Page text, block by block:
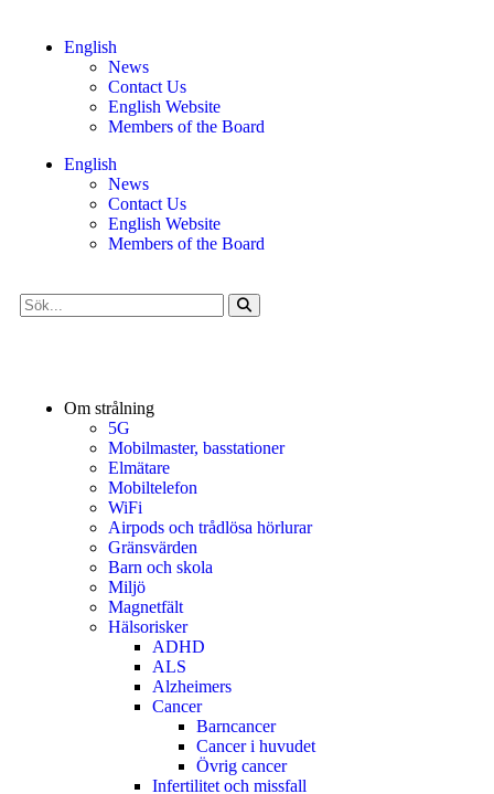
English
News
Contact Us
English Website
Members of the Board
English
News
Contact Us
English Website
Members of the Board
Om strålning
5G
Mobilmaster, basstationer
Elmätare
Mobiltelefon
WiFi
Airpods och trådlösa hörlurar
Gränsvärden
Barn och skola
Miljö
Magnetfält
Hälsorisker
ADHD
ALS
Alzheimers
Cancer
Barncancer
Cancer i huvudet
Övrig cancer
Infertilitet och missfall